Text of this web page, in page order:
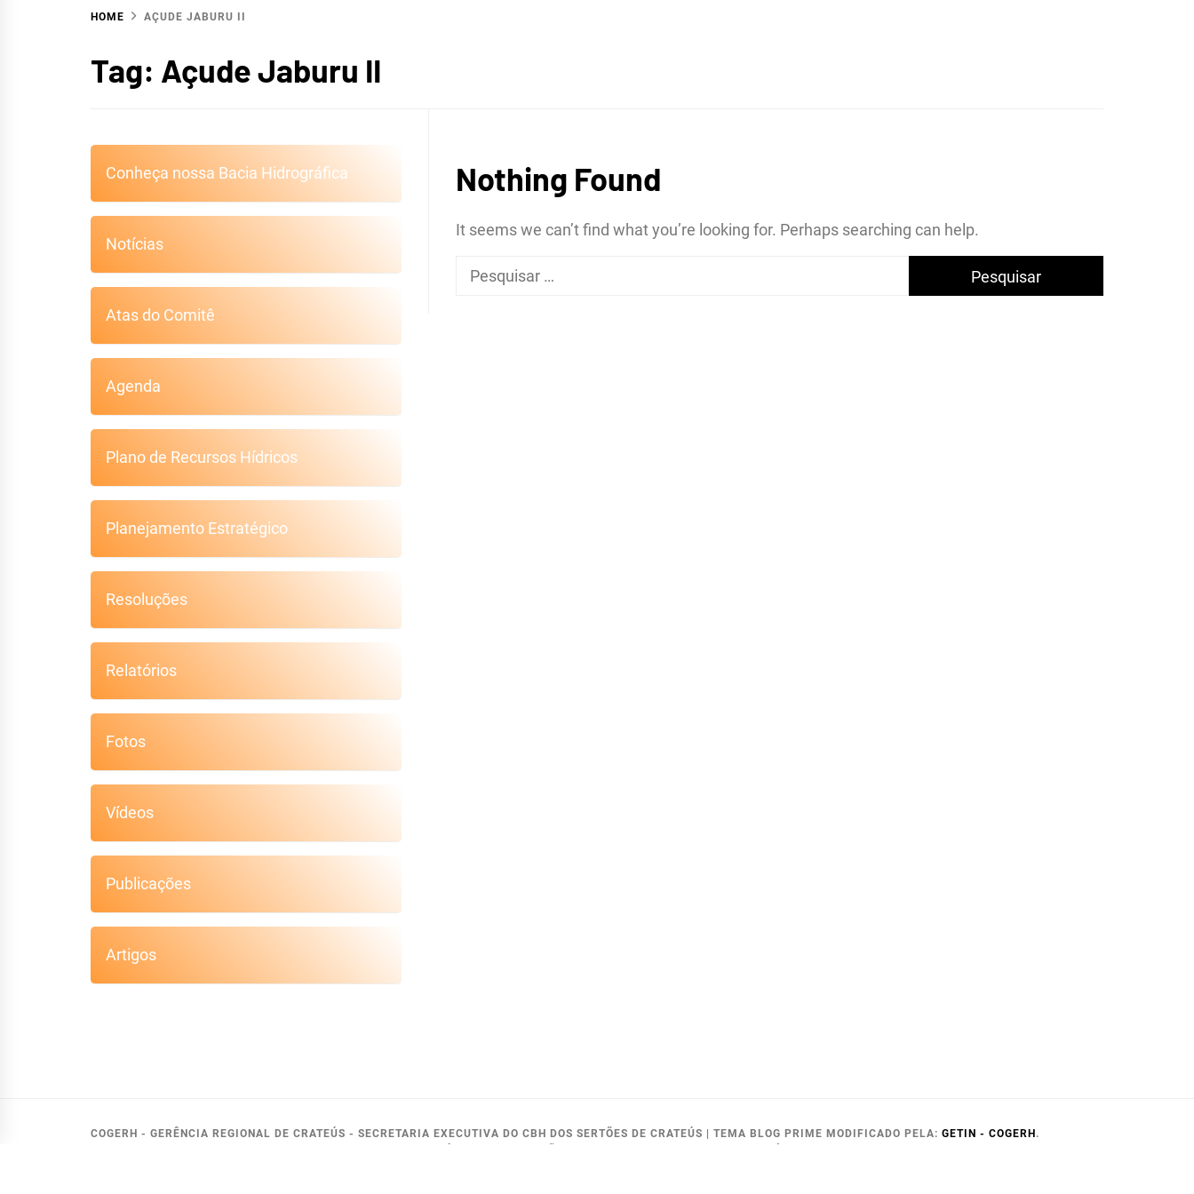
HIDROGRÁFICA DOS
SERTÕES DE
CRATEÚS
HOME AÇUDE JABURU II
Tag: Açude Jaburu II
Nothing Found
It seems we can’t find what you’re looking for. Perhaps searching can help.
Pesquisar
Conheça nossa Bacia Hidrográfica
Notícias
Atas do Comitê
Agenda
Plano de Recursos Hídricos
Planejamento Estratégico
Resoluções
Relatórios
Fotos
Vídeos
Publicações
Artigos
COGERH - GERÊNCIA REGIONAL DE CRATEÚS - SECRETARIA EXECUTIVA DO CBH DOS SERTÕES DE CRATEÚS | TEMA BLOG PRIME MODIFICADO PELA: GETIN - COGERH.